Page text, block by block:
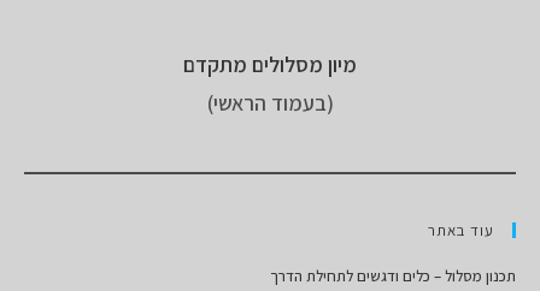
מיון מסלולים מתקדם
(בעמוד הראשי)
עוד באתר
תכנון מסלול – כלים ודגשים לתחילת הדרך